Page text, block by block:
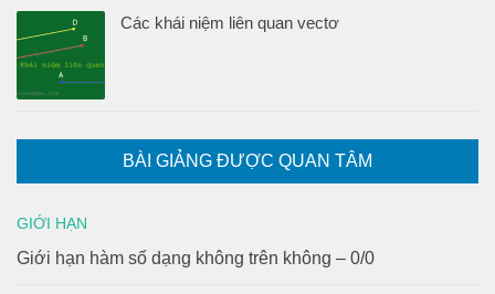
Các khái niệm liên quan vectơ
BÀI GIẢNG ĐƯỢC QUAN TÂM
GIỚI HẠN
Giới hạn hàm số dạng không trên không – 0/0